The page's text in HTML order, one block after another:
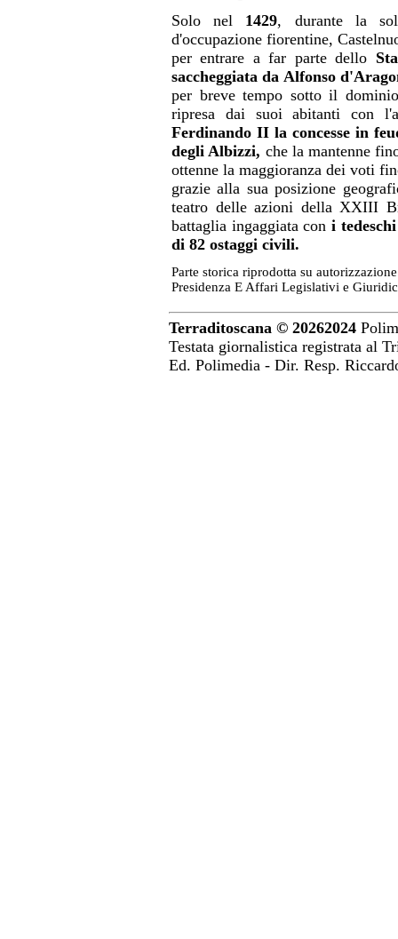
Solo nel 1429, durante la
d'occupazione fiorentine,
per entrare a far parte dello
saccheggiata da Alfonso
per breve tempo sotto il
ripresa dai suoi abitanti con
Ferdinando II la concesse in
degli Albizzi, che la mantenne
ottenne la maggioranza dei voti
grazie alla sua posizione
teatro delle azioni della XXIII
battaglia ingaggiata coni
di 82 ostaggi civili.
Parte storica riprodotta su
Presidenza E Affari Legislativi e
Terraditoscana © 20262024
Testata giornalistica registrata al
Ed. Polimedia - Dir. Resp.